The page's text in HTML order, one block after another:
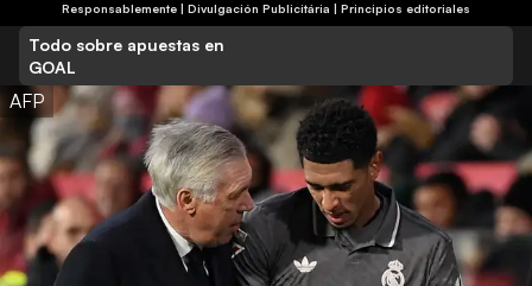
Responsablemente | Divulgación Publicitária | Principios editoriales
Todo sobre apuestas en
GOAL
AFP